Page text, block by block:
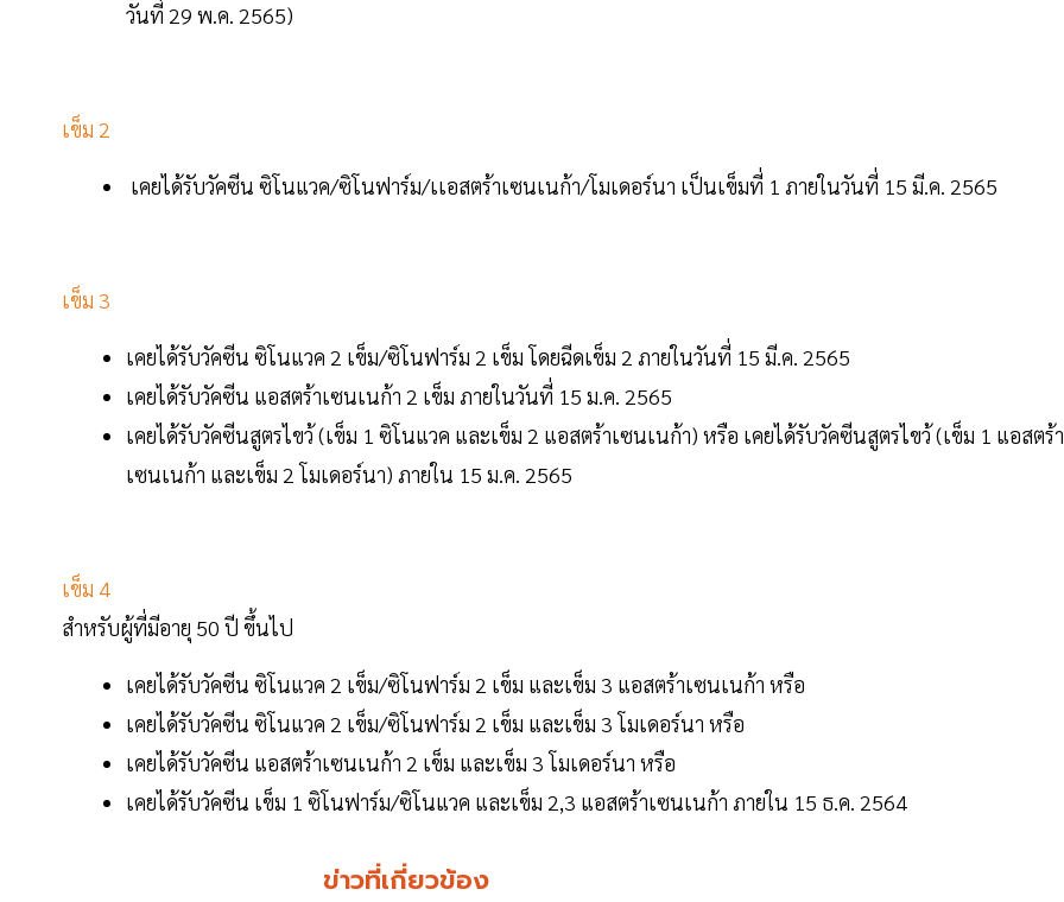
วันที่ 29 พ.ค. 2565)
เข็ม 2
เคยได้รับวัคซีน ซิโนแวค/ซิโนฟาร์ม/เเอสตร้าเซนเนก้า/โมเดอร์นา เป็นเข็มที่ 1 ภายในวันที่ 15 มี.ค. 2565
เข็ม 3
เคยได้รับวัคซีน ซิโนแวค 2 เข็ม/ซิโนฟาร์ม 2 เข็ม โดยฉีดเข็ม 2 ภายในวันที่ 15 มี.ค. 2565
เคยได้รับวัคซีน แอสตร้าเซนเนก้า 2 เข็ม ภายในวันที่ 15 ม.ค. 2565
เคยได้รับวัคซีนสูตรไขว้ (เข็ม 1 ซิโนแวค และเข็ม 2 แอสตร้าเซนเนก้า) หรือ เคยได้รับวัคซีนสูตรไขว้ (เข็ม 1 แอสตร้า
เซนเนก้า และเข็ม 2 โมเดอร์นา) ภายใน 15 ม.ค. 2565
เข็ม 4
สำหรับผู้ที่มีอายุ 50 ปี ขึ้นไป
เคยได้รับวัคซีน ซิโนแวค 2 เข็ม/ซิโนฟาร์ม 2 เข็ม และเข็ม 3 แอสตร้าเซนเนก้า หรือ
เคยได้รับวัคซีน ซิโนแวค 2 เข็ม/ซิโนฟาร์ม 2 เข็ม และเข็ม 3 โมเดอร์นา หรือ
เคยได้รับวัคซีน แอสตร้าเซนเนก้า 2 เข็ม และเข็ม 3 โมเดอร์นา หรือ
เคยได้รับวัคซีน เข็ม 1 ซิโนฟาร์ม/ซิโนแวค และเข็ม 2,3 แอสตร้าเซนเนก้า ภายใน 15 ธ.ค. 2564
ข่าวที่เกี่ยวข้อง